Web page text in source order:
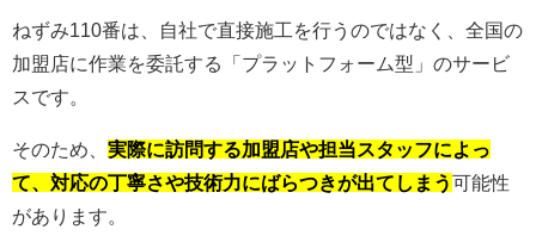
ねずみ110番は、自社で直接施工を行うのではなく、全国の
加盟店に作業を委託する「プラットフォーム型」のサービ
スです。
そのため、 実際に訪問する加盟店や担当スタッフによっ
て、対応の丁寧さや技術力にばらつきが出てしまう可能性
があります。